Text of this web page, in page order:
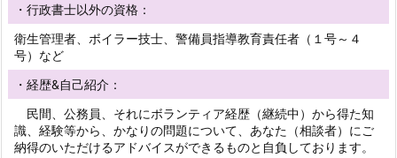
・行政書士以外の資格：
衛生管理者、ボイラー技士、警備員指導教育責任者（１号～４
号）など
・経歴&自己紹介：
民間、公務員、それにボランティア経歴（継続中）から得た知
識、経験等から、かなりの問題について、あなた（相談者）にご
納得のいただけるアドバイスができるものと自負しております。